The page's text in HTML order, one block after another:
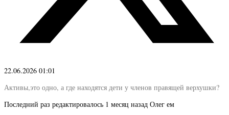
22.06.2026 01:01
Активы,это одно, а где находятся дети у членов правящей верхушки?
Последний раз редактировалось 1 месяц назад Олег ем